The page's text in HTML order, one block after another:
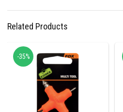
Related Products
-35%